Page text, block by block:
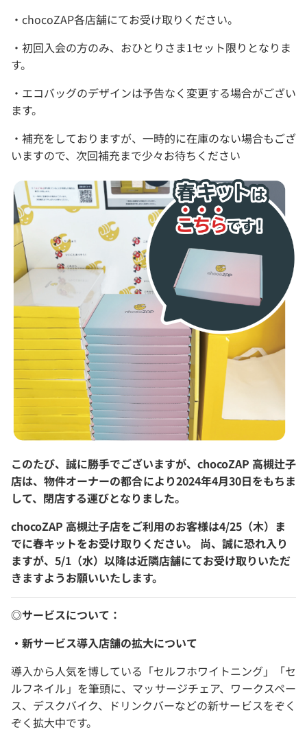
・chocoZAP各店舗にてお受け取りください。
・初回入会の方のみ、おひとりさま1セット限りとなりま
す。
・エコバッグのデザインは予告なく変更する場合がござい
ます。
・補充をしておりますが、一時的に在庫のない場合もござ
いますので、次回補充まで少々お待ちください
このたび、誠に勝手でございますが、chocoZAP 高槻辻子
店は、物件オーナーの都合により2024年4月30日をもちま
して、閉店する運びとなりました。
chocoZAP 高槻辻子店をご利用のお客様は4/25（木）ま
でに春キットをお受け取りください。 尚、誠に恐れ入り
ますが、5/1（水）以降は近隣店舗にてお受け取りいただ
きますようお願いいたします。
◎サービスについて：
・新サービス導入店舗の拡大について
導入から人気を博している「セルフホワイトニング」「セ
ルフネイル」を筆頭に、マッサージチェア、ワークスペー
ス、デスクバイク、ドリンクバーなどの新サービスをぞく
ぞく拡大中です。